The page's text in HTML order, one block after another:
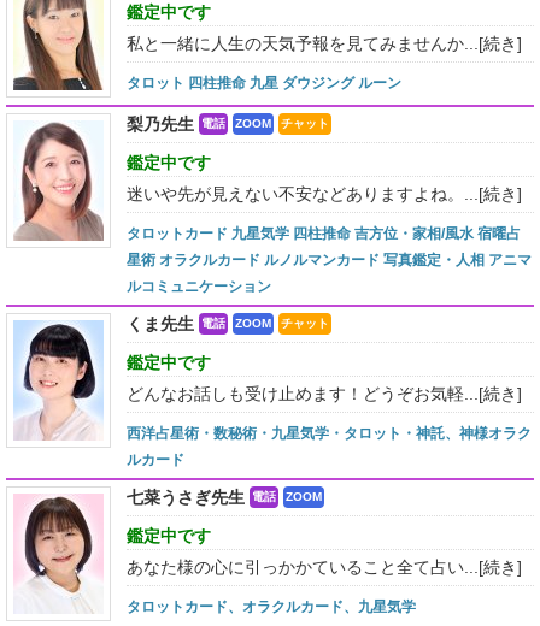
鑑定中です
私と一緒に人生の天気予報を見てみませんか... [続き]
タロット 四柱推命 九星 ダウジング ルーン
梨乃先生 電話 ZOOM チャット
鑑定中です
迷いや先が見えない不安などありますよね。... [続き]
タロットカード 九星気学 四柱推命 吉方位・家相/風水 宿曜占
星術 オラクルカード ルノルマンカード 写真鑑定・人相 アニマ
ルコミュニケーション
くま先生 電話 ZOOM チャット
鑑定中です
どんなお話しも受け止めます！どうぞお気軽... [続き]
西洋占星術・数秘術・九星気学・タロット・神託、神様オラク
ルカード
七菜うさぎ先生 電話 ZOOM
鑑定中です
あなた様の心に引っかかていること全て占い... [続き]
タロットカード、オラクルカード、九星気学